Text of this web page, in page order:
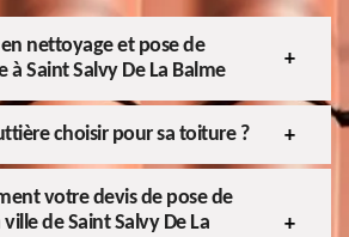
nettoyage et pose de
Saint Salvy De La Balme
choisir pour sa toiture ?
votre devis de pose de
de Saint Salvy De La